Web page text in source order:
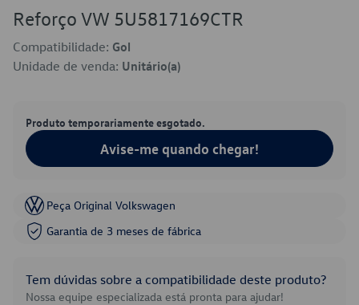
Reforço VW 5U5817169CTR
Compatibilidade: Gol
Unidade de venda: Unitário(a)
Produto temporariamente esgotado.
Avise-me quando chegar!
Peça Original Volkswagen
Garantia de 3 meses de fábrica
Tem dúvidas sobre a compatibilidade deste produto?
Nossa equipe especializada está pronta para ajudar!